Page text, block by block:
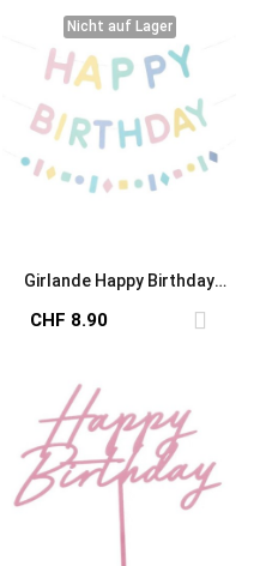
Nicht auf Lager
Nicht auf Lager
Girlande Happy Birthday
CHF 8.90